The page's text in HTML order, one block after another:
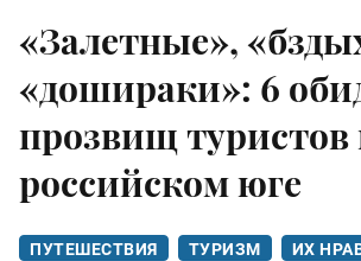
«Залетные»,
«дошираки»: 6
прозвищ туристов
российском юге
ПУТЕШЕСТВИЯ ТУРИЗМ ИХ